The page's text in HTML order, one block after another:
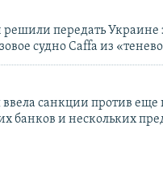
передать Украине
судно Caffa из
санкции против еще
банков и нескольких